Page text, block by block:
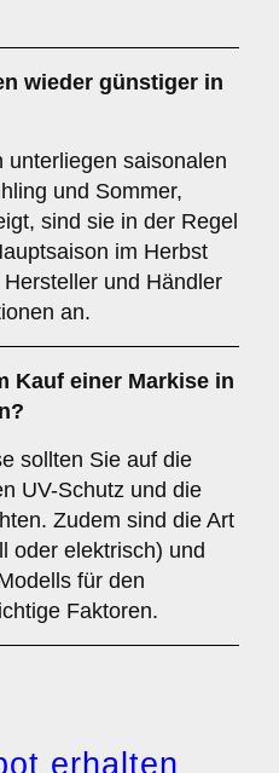
wieder günstiger in
unterliegen saisonalen
und Sommer,
sind sie in der Regel
im Herbst
und Händler
an.
Kauf einer Markise in
sollten Sie auf die
UV-Schutz und die
Zudem sind die Art
oder elektrisch) und
für den
Faktoren.
erhalten